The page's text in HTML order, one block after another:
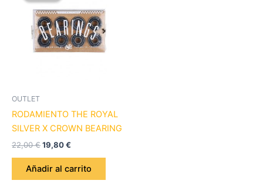
OUTLET
RODAMIENTO THE ROYAL
SILVER X CROWN BEARING
22,00€
era:
22,00 €.
19,80€
es:
19,80 €.
Añadir al carrito